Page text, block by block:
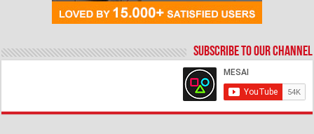
Subscribe to our Channel